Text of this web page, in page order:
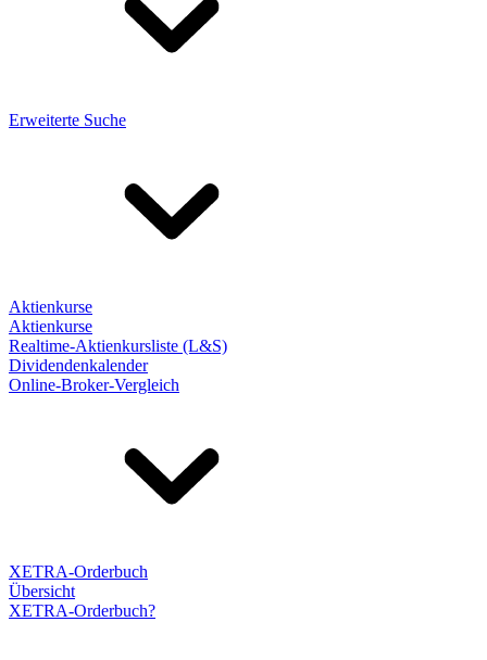
Erweiterte Suche
Aktienkurse
Aktienkurse
Realtime-Aktienkursliste (L&S)
Dividendenkalender
Online-Broker-Vergleich
XETRA-Orderbuch
Übersicht
XETRA-Orderbuch?